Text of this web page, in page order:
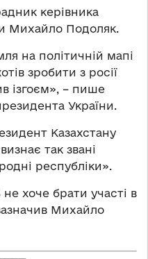
керівника
Михайло Подоляк.
на політичній мапі
зробити з росії
ізгоєм», – пише
України.
Казахстану
так звані
республіки».
хоче брати участі в
Михайло